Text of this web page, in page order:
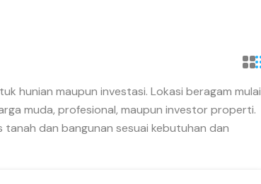
hunian maupun investasi. Lokasi beragam mulai
muda, profesional, maupun investor properti.
dan bangunan sesuai kebutuhan dan